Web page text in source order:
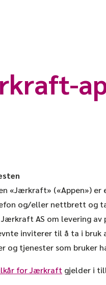
«Jærkraft» («Appen») er
og/eller nettbrett og
AS om levering
inviterer til å ta i bruk
og tjenester som bruker
for Jærkraft gjelder i